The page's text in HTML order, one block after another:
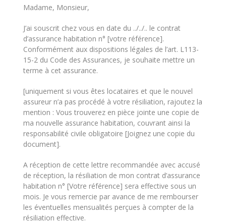
Madame, Monsieur,
J’ai souscrit chez vous en date du ../../.. le contrat
d’assurance habitation n° [votre référence].
Conformément aux dispositions légales de l’art. L113-
15-2 du Code des Assurances, je souhaite mettre un
terme à cet assurance.
[uniquement si vous êtes locataires et que le nouvel
assureur n’a pas procédé à votre résiliation, rajoutez la
mention : Vous trouverez en pièce jointe une copie de
ma nouvelle assurance habitation, couvrant ainsi la
responsabilité civile obligatoire [Joignez une copie du
document].
A réception de cette lettre recommandée avec accusé
de réception, la résiliation de mon contrat d’assurance
habitation n° [Votre référence] sera effective sous un
mois. Je vous remercie par avance de me rembourser
les éventuelles mensualités perçues à compter de la
résiliation effective.